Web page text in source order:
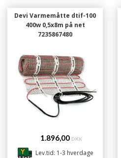
Devi Varmemåtte dtif-100
400w 0,5x8m på net
7235867480
1.896,00 DKK
Lev.tid: 1-3 hverdage